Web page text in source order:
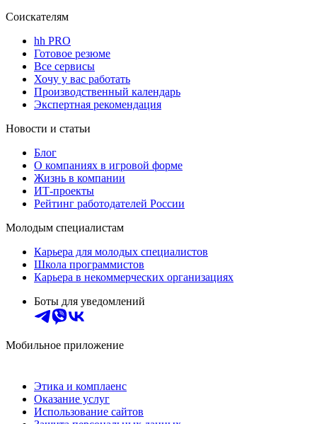
Соискателям
hh PRO
Готовое резюме
Все сервисы
Хочу у вас работать
Производственный календарь
Экспертная рекомендация
Новости и статьи
Блог
О компаниях в игровой форме
Жизнь в компании
ИТ-проекты
Рейтинг работодателей России
Молодым специалистам
Карьера для молодых специалистов
Школа программистов
Карьера в некоммерческих организациях
Боты для уведомлений
Мобильное приложение
Этика и комплаенс
Оказание услуг
Использование сайтов